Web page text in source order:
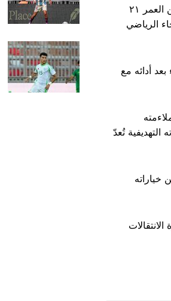
بحسب معلومات حصرية حصل عليها موقع أفريكا فوت، فإن المهاجم البوروندي عبدي إنيزا، البالغ من العمر ٢١
الرياضي
أدائه مع
تُعدّ